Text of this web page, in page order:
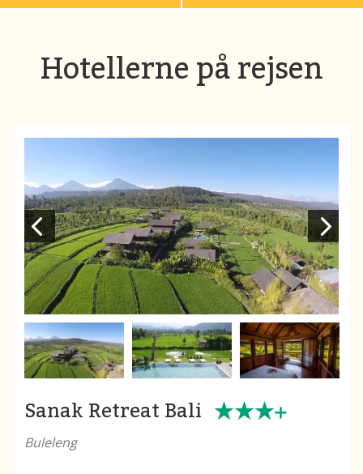
Hotellerne på rejsen
Sanak Retreat Bali
Buleleng